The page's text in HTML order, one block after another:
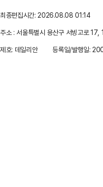
최종편집시간: 2026.08.08 01:14
주소 : 서울특별시 용산구 서빙고로
제호: 데일리안
등록일/발행일: